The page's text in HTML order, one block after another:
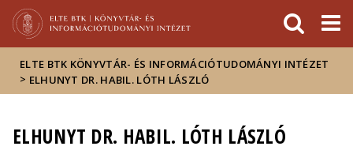
Hírek
Események
ELTE a
sajtóban
ELTE BTK KÖNYVTÁR- ÉS INFORMÁCIÓTUDOMÁNYI INTÉZET
> ELHUNYT DR. HABIL. LÓTH LÁSZLÓ
ELHUNYT DR. HABIL. LÓTH LÁSZLÓ